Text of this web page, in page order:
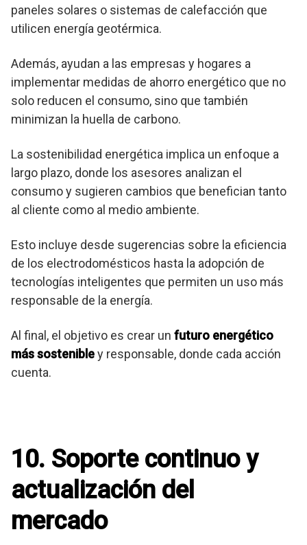
paneles solares o sistemas de calefacción que
utilicen energía geotérmica.
Además, ayudan a las empresas y hogares a
implementar medidas de ahorro energético que no
solo reducen el consumo, sino que también
minimizan la huella de carbono.
La sostenibilidad energética implica un enfoque a
largo plazo, donde los asesores analizan el
consumo y sugieren cambios que benefician tanto
al cliente como al medio ambiente.
Esto incluye desde sugerencias sobre la eficiencia
de los electrodomésticos hasta la adopción de
tecnologías inteligentes que permiten un uso más
responsable de la energía.
Al final, el objetivo es crear un futuro energético
más sostenibley responsable, donde cada acción
cuenta.
10. Soporte continuo y
actualización del
mercado